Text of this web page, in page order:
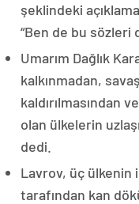
şeklindeki
“Ben de bu sözleri
Umarım Dağlık
kalkınmadan,
kaldırılmasından
olan ülkelerin
dedi.
Lavrov, üç ülkenin
tarafından kan